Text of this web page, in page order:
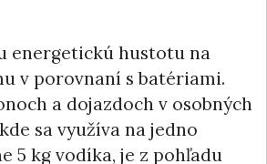
energetickú hustotu na
v porovnaní s batériami.
a dojazdoch v osobných
sa využíva na jedno
5 kg vodíka, je z pohľadu